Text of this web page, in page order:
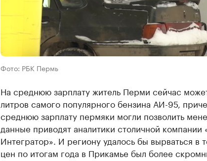
Фото: РБК Пермь
На среднюю зарплату житель Перми сейчас
литров самого популярного бензина АИ-95,
среднюю зарплату пермяки могли позволить
данные приводят аналитики столичной
Интегратор». И региону удалось бы вырваться в
цен по итогам года в Прикамье был более